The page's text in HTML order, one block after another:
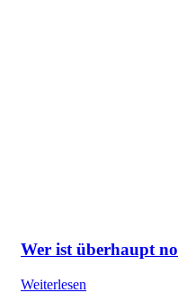
Wer ist überhaupt
Weiterlesen